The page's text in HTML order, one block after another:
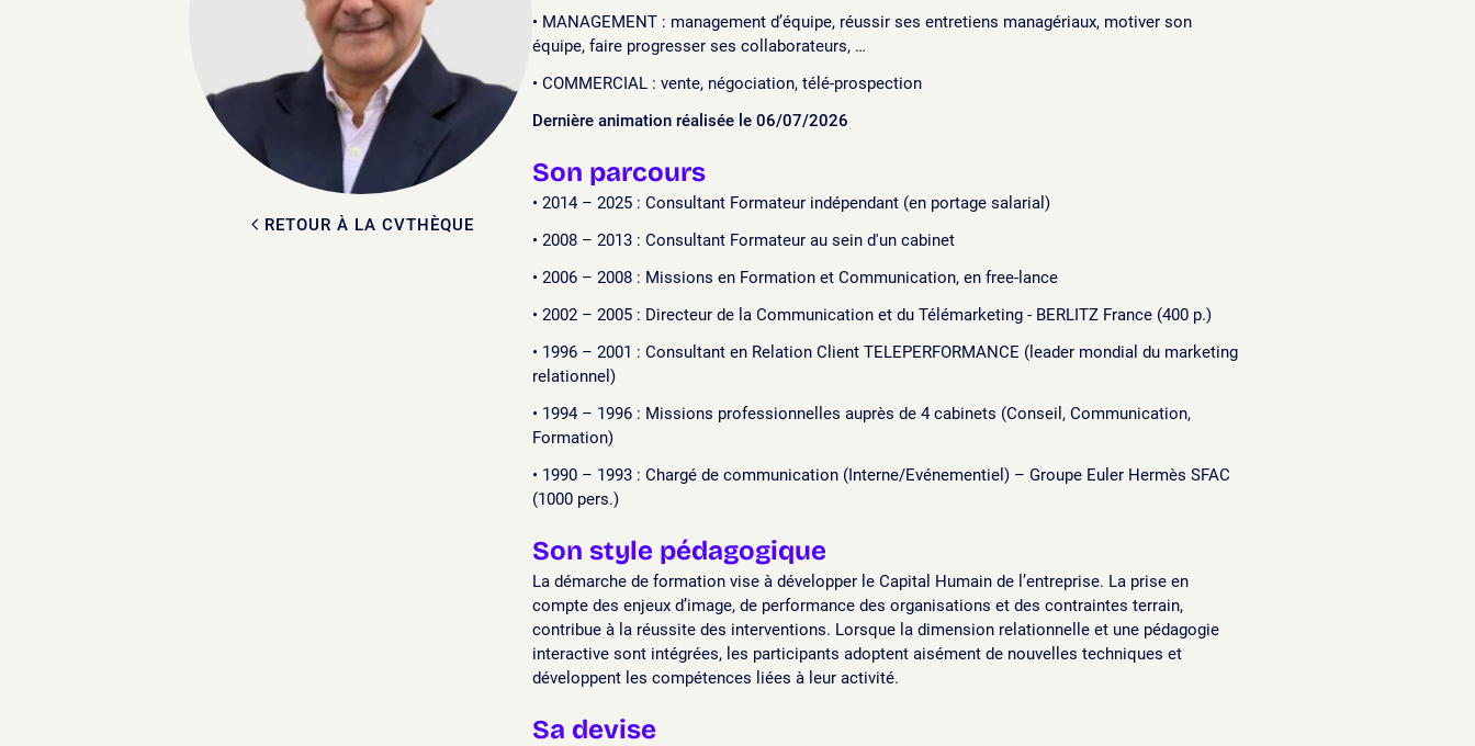
RETOUR À LA CVTHÈQUE
MANAGEMENT : management d’équipe, réussir ses entretiens managériaux, motiver son
équipe, faire progresser ses collaborateurs, …
COMMERCIAL : vente, négociation, télé-prospection
Dernière animation réalisée le 06/07/2026
Son parcours
2014 – 2025 : Consultant Formateur indépendant (en portage salarial)
2008 – 2013 : Consultant Formateur au sein d'un cabinet
2006 – 2008 : Missions en Formation et Communication, en free-lance
2002 – 2005 : Directeur de la Communication et du Télémarketing - BERLITZ France (400 p.)
1996 – 2001 : Consultant en Relation Client TELEPERFORMANCE (leader mondial du marketing
relationnel)
1994 – 1996 : Missions professionnelles auprès de 4 cabinets (Conseil, Communication,
Formation)
1990 – 1993 : Chargé de communication (Interne/Evénementiel) – Groupe Euler Hermès SFAC
(1000 pers.)
Son style pédagogique
La démarche de formation vise à développer le Capital Humain de l’entreprise. La prise en
compte des enjeux d’image, de performance des organisations et des contraintes terrain,
contribue à la réussite des interventions. Lorsque la dimension relationnelle et une pédagogie
interactive sont intégrées, les participants adoptent aisément de nouvelles techniques et
développent les compétences liées à leur activité.
Sa devise